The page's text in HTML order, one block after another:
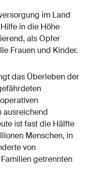
im Land
in die Höhe
als Opfer
Frauen und Kinder.
das Überleben der
ausreichend
ist fast die Hälfte
Menschen, in
von
getrennten